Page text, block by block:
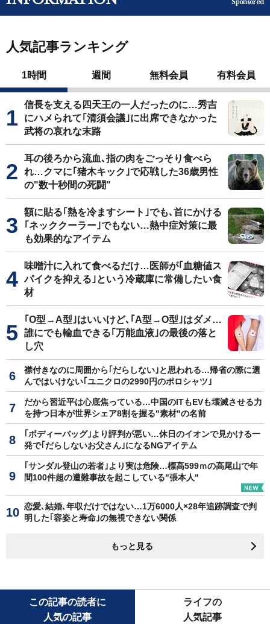
Sponsored
人気記事ランキング
1時間 週間 無料会員 有料会員
信長を支える四天王の一人だったのに…秀吉
にハメられて｢清須会議｣に出席できなかった
武将の哀れな末路
耳の後ろから流血､指の肉をごっそり食べら
れ…クマに｢猪木キック｣で応戦した36歳男性
の"数十秒間の死闘"
額に貼る｢熱を冷ますシート｣でも､首にかける
｢ネッククーラー｣でもない…熱中症対策に最
も効果的なアイテム
味噌汁に入れて食べるだけ…医師が｢血糖値ス
パイクを抑える｣という冷蔵庫に常備したい食
材
｢O型→A型｣はいいけど､｢A型→O型｣はダメ…
誰にでも輸血できる｢万能血液｣の最後の落と
し穴
襟付きなのに周囲から｢だらしない｣と思われる…帰省の際に選
んではいけない｢ユニクロの2990円のポロシャツ｣
だから習近平は心底焦っている…中国のITもEVも壊滅させる力
を持つ日本が世界シェア8割を握る"素材"の名前
｢ボディーバッグ｣より評判が悪い…休日のイオンで見かける一
発で｢だらしないお父さん｣になるNGアイテム
｢サンダル登山の若者｣より実は危険…標高599ｍの高尾山で年
間100件超の遭難事故を起こしている"張本人"
恋愛､結婚､年収だけではない…1万6000人×28年追跡調査で判
明した｢容姿と寿命｣の無視できない関係
もっと見る
この記事の読者に
人気の記事
ライフの
人気記事